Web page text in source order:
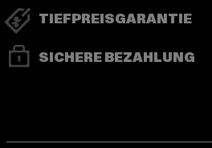
TIEFPREISGARANTIE
SICHERE BEZAHLUNG